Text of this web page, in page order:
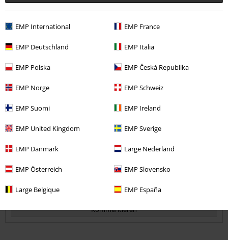
EMP International EMP France
EMP Deutschland EMP Italia
EMP Polska EMP Česká Republika
EMP Norge EMP Schweiz
EMP Suomi EMP Ireland
EMP United Kingdom EMP Sverige
EMP Danmark Large Nederland
EMP Österreich EMP Slovensko
Large Belgique EMP España
Design
Passform
Weite
Länge
zu kurz
perfekt
Verifizierte Rezension
Kommentieren